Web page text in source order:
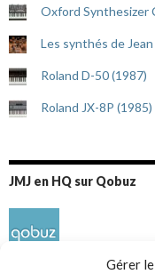
Gérer
Oxford Synthesizer
Les synthés de
Roland D-50 (1987)
Roland JX-8P (1985)
JMJ en HQ sur Qobuz